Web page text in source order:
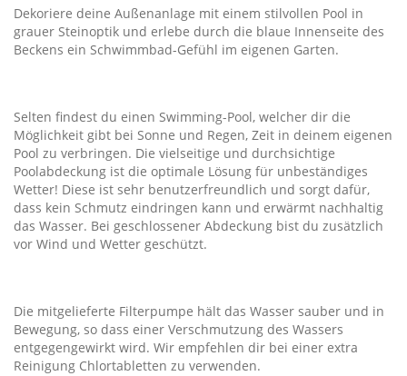
Dekoriere deine Außenanlage mit einem stilvollen Pool in
grauer Steinoptik und erlebe durch die blaue Innenseite des
Beckens ein Schwimmbad-Gefühl im eigenen Garten.
Selten findest du einen Swimming-Pool, welcher dir die
Möglichkeit gibt bei Sonne und Regen, Zeit in deinem eigenen
Pool zu verbringen. Die vielseitige und durchsichtige
Poolabdeckung ist die optimale Lösung für unbeständiges
Wetter! Diese ist sehr benutzerfreundlich und sorgt dafür,
dass kein Schmutz eindringen kann und erwärmt nachhaltig
das Wasser. Bei geschlossener Abdeckung bist du zusätzlich
vor Wind und Wetter geschützt.
Die mitgelieferte Filterpumpe hält das Wasser sauber und in
Bewegung, so dass einer Verschmutzung des Wassers
entgegengewirkt wird. Wir empfehlen dir bei einer extra
Reinigung Chlortabletten zu verwenden.